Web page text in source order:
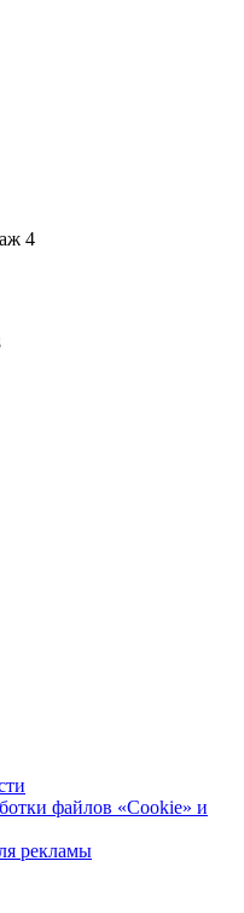
4
файлов «Cookie» и
рекламы